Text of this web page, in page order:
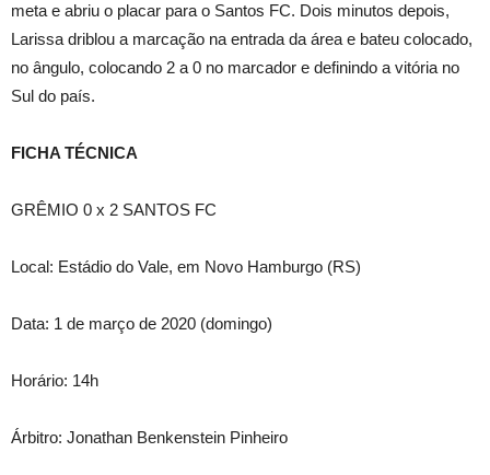
meta e abriu o placar para o Santos FC. Dois minutos depois,
Larissa driblou a marcação na entrada da área e bateu colocado,
no ângulo, colocando 2 a 0 no marcador e definindo a vitória no
Sul do país.
FICHA TÉCNICA
GRÊMIO 0 x 2 SANTOS FC
Local: Estádio do Vale, em Novo Hamburgo (RS)
Data: 1 de março de 2020 (domingo)
Horário: 14h
Árbitro: Jonathan Benkenstein Pinheiro